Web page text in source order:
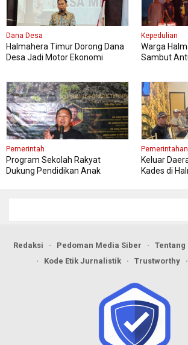
Dana Desa
Halmahera Timur Dorong Dana
Desa Jadi Motor Ekonomi
Kepedulian
Warga
Sambut
Pemerintah
Program Sekolah Rakyat
Dukung Pendidikan Anak
Pemerintahan
Keluar
Kades di
Redaksi Pedoman Media Siber
Tentang
Kode Etik Jurnalistik
Trustworthy